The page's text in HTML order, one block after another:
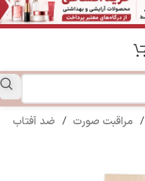
/ مراقبت صورت / ضد آفتاب